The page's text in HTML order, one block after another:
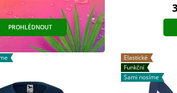
PROHLÉDNOUT
Elastické
Funkční
Sami nosíme